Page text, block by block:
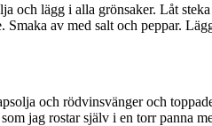
lägg i alla grönsaker. Låt
av med salt och peppar.
och rödvinsvänger och
jag rostar själv i en torr panna